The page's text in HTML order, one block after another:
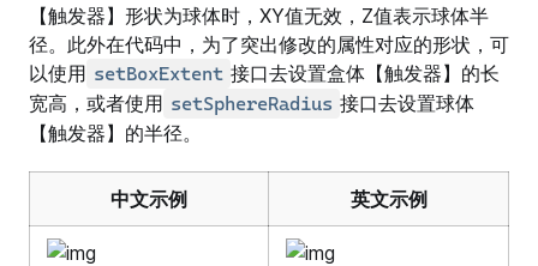
【触发器】形状为球体时，XY值无效，Z值表示球体半
径。此外在代码中，为了突出修改的属性对应的形状，可
以使用 setBoxExtent 接口去设置盒体【触发器】的长
宽高，或者使用 setSphereRadius 接口去设置球体
【触发器】的半径。
中文示例 英文示例